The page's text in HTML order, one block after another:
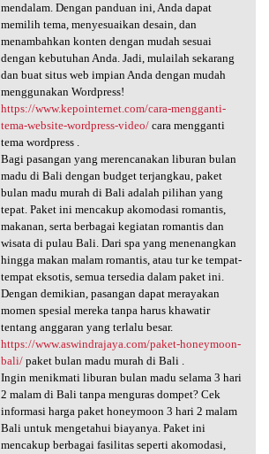
mendalam. Dengan panduan ini, Anda dapat
memilih tema, menyesuaikan desain, dan
menambahkan konten dengan mudah sesuai
dengan kebutuhan Anda. Jadi, mulailah sekarang
dan buat situs web impian Anda dengan mudah
menggunakan Wordpress!
https://www.kepointernet.com/cara-mengganti-
tema-website-wordpress-video/cara mengganti
tema wordpress .
Bagi pasangan yang merencanakan liburan bulan
madu di Bali dengan budget terjangkau, paket
bulan madu murah di Bali adalah pilihan yang
tepat. Paket ini mencakup akomodasi romantis,
makanan, serta berbagai kegiatan romantis dan
wisata di pulau Bali. Dari spa yang menenangkan
hingga makan malam romantis, atau tur ke tempat-
tempat eksotis, semua tersedia dalam paket ini.
Dengan demikian, pasangan dapat merayakan
momen spesial mereka tanpa harus khawatir
tentang anggaran yang terlalu besar.
https://www.aswindrajaya.com/paket-honeymoon-
bali/paket bulan madu murah di Bali .
Ingin menikmati liburan bulan madu selama 3 hari
2 malam di Bali tanpa menguras dompet? Cek
informasi harga paket honeymoon 3 hari 2 malam
Bali untuk mengetahui biayanya. Paket ini
mencakup berbagai fasilitas seperti akomodasi,